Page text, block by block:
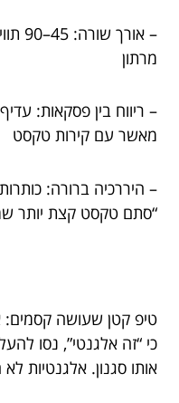
–
מרתון
– ריווח בין פסקאות:
מאשר עם קירות טקסט
– היררכיה ברורה:
“סתם טקסט קצת יותר
טיפ קטן שעושה
אותו סגנון. אלגנטיות